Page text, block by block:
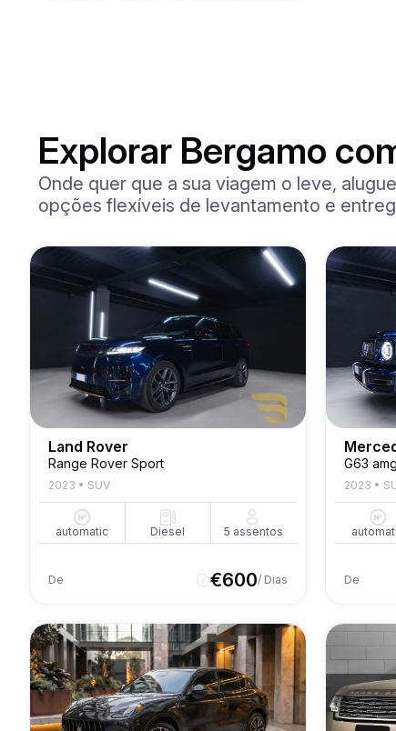
Explorar Bergamo
Onde quer que a sua viagem o leve,
opções flexíveis de levantamento e
Land Rover
Range Rover Sport
2023 • SUV
automatic Diesel 5 assentos
De €600/ Dias
G63 amg
2023 •
De